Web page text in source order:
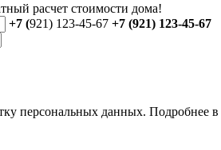
расчет стоимости дома!
+7 (921) 123-45-67 +7 (921) 123-45-67
персональных данных. Подробнее в